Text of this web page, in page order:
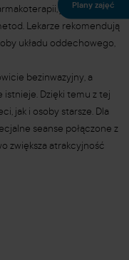
jednak mogą
Lekarze rekomendują
układu oddechowego,
bezinwazyjny, a
Dzięki temu z tej
jak i osoby starsze. Dla
seanse połączone z
zwiększa atrakcyjność
Plany zajęć